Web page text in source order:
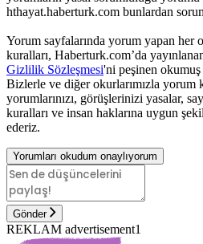
hthayat.haberturk.com bunlardan
Yorum sayfalarında yorum yapan her
kuralları, Haberturk.com’da
Gizlilik Sözleşmesi'ni peşinen okumuş
Bizlerle ve diğer okurlarımızla yorum
yorumlarınızı, görüşlerinizi yasalar,
kuralları ve insan haklarına uygun
ederiz.
Yorumları okudum onaylıyorum
Gönder
REKLAM advertisement1